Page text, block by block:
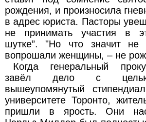
рождения, и произносила
в адрес юриста. Пасторы
не принимать участия в
шутке”. "Но что значит не
вопрошали женщины, – не
Когда генеральный
завёл дело с целью
вышеупомянутый
университете Торонто,
пришли в ярость. Они